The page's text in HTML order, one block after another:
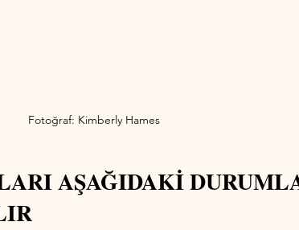
Fotoğraf: Kimberly Hames
AŞAĞIDAKİ